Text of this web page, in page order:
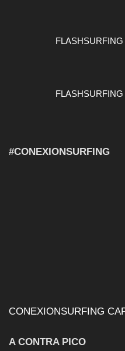
#CONEXIONSURFING
CONEXIONSURFING
A CONTRA PICO